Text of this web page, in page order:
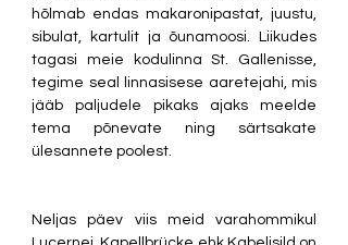
hõlmab endas makaronipastat, juustu,
sibulat, kartulit ja õunamoosi. Liikudes
tagasi meie kodulinna St. Gallenisse,
tegime seal linnasisese aaretejahi, mis
jääb paljudele pikaks ajaks meelde
tema põnevate ning särtsakate
ülesannete poolest.
Neljas päev viis meid varahommikul